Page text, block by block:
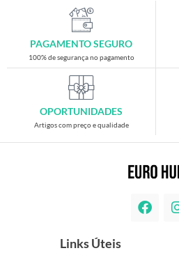
PAGAMENTO SEGURO
100% de segurança no pagamento
OPORTUNIDADES
Artigos com preço e qualidade
Links Úteis